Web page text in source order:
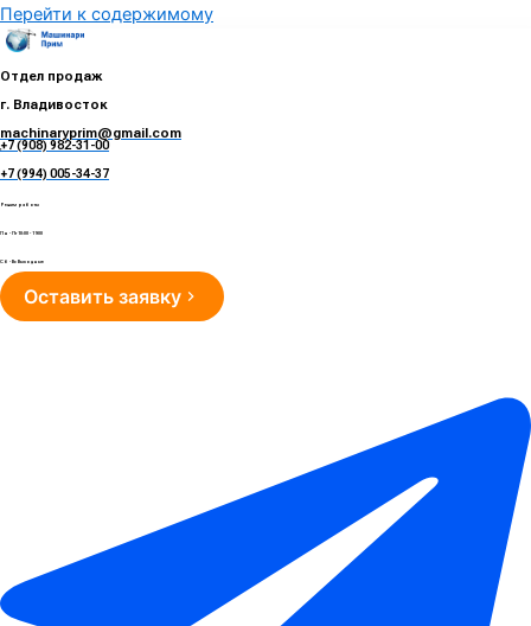
Перейти к содержимому
Отдел продаж
г. Владивосток
machinaryprim@gmail.com
+7 (908) 982-31-00
+7 (994) 005-34-37
Режим работы
Пн - Пт 10:00 - 19:00
Сб - Вс Выходные
Оставить заявку